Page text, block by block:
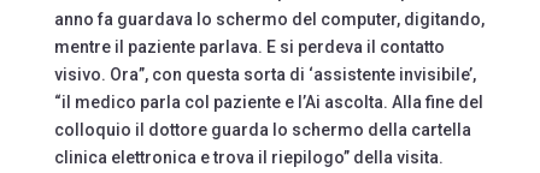
anno fa guardava lo schermo del computer, digitando,
mentre il paziente parlava. E si perdeva il contatto
visivo. Ora”, con questa sorta di ‘assistente invisibile’,
“il medico parla col paziente e l’Ai ascolta. Alla fine del
colloquio il dottore guarda lo schermo della cartella
clinica elettronica e trova il riepilogo” della visita.